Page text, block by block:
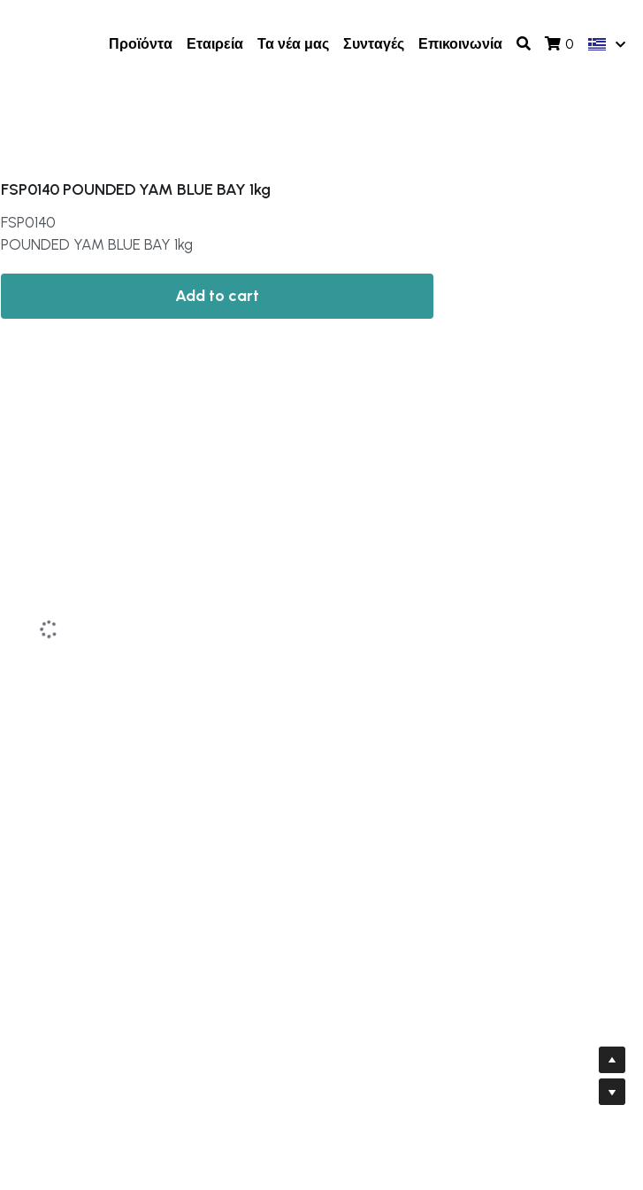
Προϊόντα Εταιρεία Τα νέα μας Συνταγές Επικοινωνία 0
FSP0140 POUNDED YAM BLUE BAY 1kg
FSP0140
POUNDED YAM BLUE BAY 1kg
Add to cart